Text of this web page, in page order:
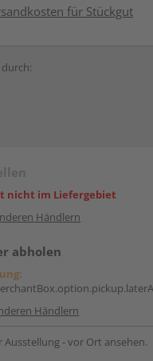
für Stückgut
nicht im Liefergebiet
Händlern
abholen
Händlern
Ausstellung - vor Ort ansehen.